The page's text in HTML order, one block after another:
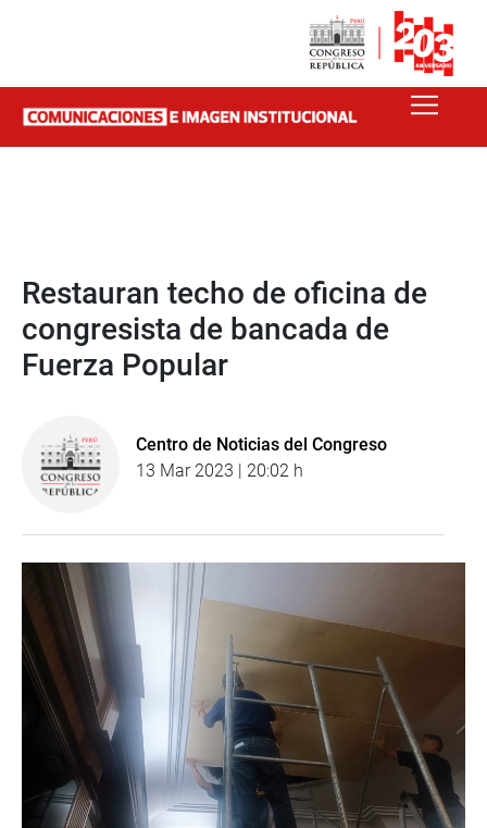
Restauran techo de oficina de
congresista de bancada de
Fuerza Popular
Centro de Noticias del Congreso
13 Mar 2023 | 20:02 h